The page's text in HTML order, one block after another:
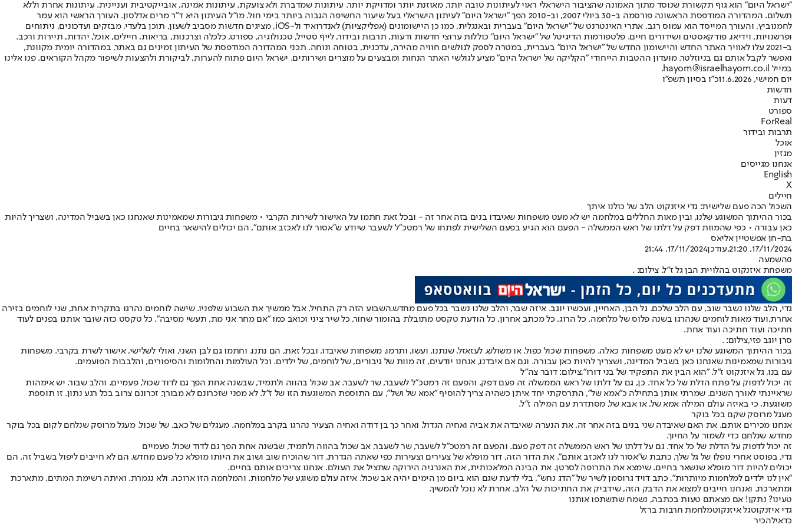
"ישראל היום" הוא גוף תקשורת שנוסד מתוך האמונה שהציבור הישראלי ראוי לעיתונות טובה יותר, מאוזנת יותר ומדויקת יותר. עיתונות שמדברת ולא צועקת. עיתונות אמינה, אובייקטיבית ועניינית. עיתונות אחרת וללא
תשלום. המהדורה המודפסת הראשונה פורסמה ב-30 ביולי 2007, וב-2010 הפך "ישראל היום" לעיתון הישראלי בעל שיעור החשיפה הגבוה ביותר בימי חול. מו"ל העיתון היא ד"ר מרים אדלסון. העורך הראשי הוא עמר
לחמנוביץ, והעורך המייסד הוא עמוס רגב. אתרי האינטרנט של "ישראל היום" בעברית ובאנגלית, כמו כן היישומונים (אפליקציות) לאנדרואיד ול-iOS, מציגים חדשות מסביב לשעון, תוכן בלעדי, מבזקים ועדכונים, ניתוחים
ופרשנויות, וידיאו, פודקאסטים ושידורים חיים. פלטפורמות הדיגיטל של "ישראל היום" כוללות ערוצי חדשות ודעות, תרבות ובידור, לייף סטייל, טכנולוגיה, ספורט, כלכלה וצרכנות, בריאות, חיילים, אוכל, יהדות, תיירות ורכב.
ב-2021 עלו לאוויר האתר החדש והיישומון החדש של "ישראל היום" בעברית, במטרה לספק לגולשים חוויה מהירה, עדכנית, בטוחה ונוחה. תכני המהדורה המודפסת של העיתון זמינים גם באתר, במהדורה יומית מקוונת,
ואפשר לקבל אותם גם בניוזלטר. מועדון ההטבות הייחודי "הקליקה של ישראל היום" מציע לגולשי האתר הנחות ומבצעים על מוצרים ושירותים. ישראל היום פתוח להערות, לביקורת ולהצעות לשיפור מקהל הקוראים. פנו אלינו
במייל hayom@israelhayom.co.il.
יום חמישי, 11.6.2026
כ"ו בסיון תשפ"ו
חדשות
דעות
ספורט
ForReal
תרבות ובידור
אוכל
מגזין
אנחנו מגייסים
English
X
חיילים
השכול הכה פעם שלישית: גדי איזנקוט הלב של כולנו איתך
בכור ההיתוך המשוגע שלנו, ובין מאות החללים במלחמה יש לא מעט משפחות שאיבדו בנים בזה אחר זה - ובכל זאת חתמו על האישור לשירות הקרבי • משפחות גיבורות שמאמינות שאנחנו כאן בשביל המדינה, ושצריך להיות
כאן עבורה • כפי שהמוות דפק על דלתו של ראש הממשלה - הפעם הוא הגיע בפעם השלישית לפתחו של רמטכ"ל לשעבר שיודע ש"אסור לנו לאכזב אותם", הם יכולים להישאר בחיים
בת-חן אפשטיין אליאס
17/11/2024, 21:20
,עודכן17/11/2024, 21:44
0השמעה
משפחת איזנקוט בהלויית הבן גל ז"ל. צילום: .
גדי, הלב שלנו נשבר שוב, עם הלב שלכם. גל הבן, האחיין, ועכשיו יוגב. איזה שבר, והלב שלנו נשבר בכל פעם מחדש.השבוע הזה רק התחיל, אבל ממשיך את השבוע שלפניו. שישה לוחמים נהרגו בתקרית אחת, שני לוחמים בזירה
אחרת,ועוד מאות לוחמים שנהרגו בשנה פלוס של מלחמה. כל הרוג, כל מכתב אחרון, כל הודעת טקסט מתובלת בהומור שחור, כל שיר ציני וכואב כמו "אם מחר אני מת, תעשי מסיבה". כל טקסט כזה שובר אותנו בפנים לעוד
חתיכה ועוד חתיכה ועוד אחת.
סרן יוגב פזי,צילום: .
בכור ההיתוך המשוגע שלנו יש לא מעט משפחות כאלה. משפחות שכול כפול. או משולש, לעזאזל. שנתנו, ועשו, ותרמו. משפחות שאיבדו, ובכל זאת, הם נתנו. וחתמו גם לבן השני, ואולי לשלישי, אישור לשרת בקרבי. משפחות
גיבורות שמאמינות שאנחנו כאן בשביל המדינה, ושצריך להיות כאן עבורה. וגם אם איבדנו, אנחנו יודעים, זה מוות של גיבורים, של לוחמים, של ילדים. וכל העולמות והחלומות והסיפורים, והלבבות הפועמים.
עם בנו, גל איזנקוט ז"ל. "הוא הבין את התפקיד של בני דורו",צילום: דובר צה"ל
זה יכול לדפוק על פתח הדלת של כל אחד. כן, גם על דלתו של ראש הממשלה זה פעם דפק. והפעם זה רמטכ"ל לשעבר, שר לשעבר. אב שכול בהווה ולתמיד, שבשנה אחת הפך גם לדוד שכול, פעמיים. והלב שבור. יש אימהות
שראיינתי לאורך השנים. שמרתי אותן בתחילה כ"אמא של", התרסקתי יחד איתן כשהיה צריך להוסיף "אמא של ושל", עם התוספת המשוגעת הזו של ז"ל. לא מפני שזכרונם לא מבורך. זכרונם צרוב בכל רגע נתון. זו תוספת
משוגעת, כי באיזה עולם המילה אמא של, או אבא של, מסתדרת עם המילה ז"ל.
מעגל מרוסק שקם בכל בוקר
אנחנו מכירים אותם. את האם שאיבדה שני בנים בזה אחר זה, את הנערה שאיבדה את אביה ואחיה הגדול, ואחר כך בן דודה ואחיה הצעיר נהרגו בקרב במלחמה. מעגלים של כאב. של שכול. מעגל מרוסק שנלחם לקום בכל בוקר
מחדש. שנלחם כדי לשמור על החיוך.
זה יכול לדפוק על הדלת של כל אחד. גם על דלתו של ראש הממשלה זה דפק פעם. והפעם זה רמטכ"ל לשעבר, שר לשעבר, אב שכול בהווה ולתמיד, שבשנה אחת הפך גם לדוד שכול. פעמיים
גדי, בפוסט אחרי נופלו של גל שלך, כתבת ש"אסור לנו לאכזב אותם". את הדור הזה, דור מופלא של צעירים וצעירות כפי שאתה הגדרת, דור שהוכיח שוב ושוב את היותו מופלא כל פעם מחדש. הם לא חייבים ליפול בשביל זה. הם
יכולים להיות דור מופלא שנשאר בחיים. שימצא את התרופה לסרטן. את הבינה המלאכותית, את האנרגיה הירוקה שתציל את העולם. אנחנו צריכים אותם בחיים.
"אין לנו ילדים למלחמות מיותרות", כתב דויד גרוסמן לשיר של "הדג נחש", בלי לדעת שגם הוא ביום מן הימים יהיה אב שכול. איזה עולם משוגע של מלחמות. והמלחמה הזו ארוכה. ולא נגמרת. ואיתה רשימת המתים, מתארכת
ומתארכת. ואנחנו חייבים למצוא את הדבק הזה, שידביק את החתיכות של הלב. אחרת לא נוכל להמשיך.
טעינו? נתקן! אם מצאתם טעות בכתבה, נשמח שתשתפו אותנו
גדי איזנקוטגל איזנקוטמלחמת חרבות ברזל
כדאילהכיר